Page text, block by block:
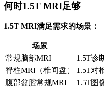
何时1.5T MRI足够
1.5T MRI满足需求的场景：
场景
常规脑部MRI
1.5T诊
脊柱MRI（椎间盘）
1.5T对
腹部盆腔常规MRI
1.5T图